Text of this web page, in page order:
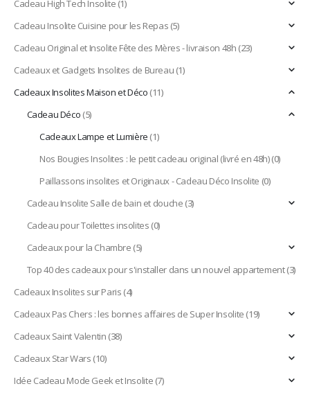
Cadeau High Tech Insolite(1)
Cadeau Insolite Cuisine pour les Repas(5)
Cadeau Original et Insolite Fête des Mères - livraison 48h(23)
Cadeaux et Gadgets Insolites de Bureau(1)
Cadeaux Insolites Maison et Déco(11)
Cadeau Déco(5)
Cadeaux Lampe et Lumière(1)
Nos Bougies Insolites : le petit cadeau original (livré en 48h)(0)
Paillassons insolites et Originaux - Cadeau Déco Insolite (0)
Cadeau Insolite Salle de bain et douche(3)
Cadeau pour Toilettes insolites(0)
Cadeaux pour la Chambre(5)
Top 40 des cadeaux pour s'installer dans un nouvel appartement(3)
Cadeaux Insolites sur Paris(4)
Cadeaux Pas Chers : les bonnes affaires de Super Insolite(19)
Cadeaux Saint Valentin(38)
Cadeaux Star Wars(10)
Idée Cadeau Mode Geek et Insolite(7)